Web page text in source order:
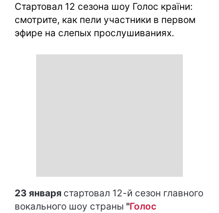
Стартовал 12 сезона шоу Голос країни:
смотрите, как пели участники в первом
эфире на слепых прослушиваниях.
23 января стартовал 12-й сезон главного
вокального шоу страны "Голос